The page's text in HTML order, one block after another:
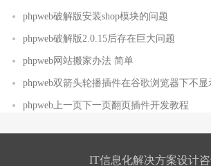
phpweb破解版安装shop模块的问题
phpweb破解版2.0.15后存在巨大问题
phpweb网站搬家办法 简单
phpweb双箭头轮播插件在谷歌浏览器下不显
phpweb上一页下一页翻页插件开发教程
IT信息化解决方案设计